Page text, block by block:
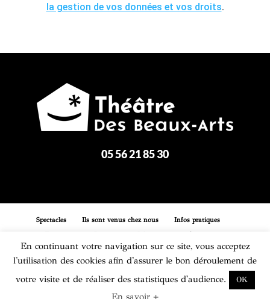
la gestion de vos données et vos droits.
05 56 21 85 30
Spectacles Ils sont venus chez nous
Infos pratiques
Contact
Mentions légales Plan du site
En continuant votre navigation sur ce site, vous acceptez
l'utilisation des cookies afin d'assurer le bon déroulement de
votre visite et de réaliser des statistiques d'audience.
OK
En savoir +